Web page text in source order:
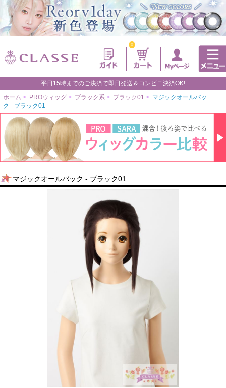
0
平日15時までのご決済で即日発送＆コンビニ決済OK!
ホーム > PROウィッグ > ブラック系 > ブラック01 > マジックオールバッ
ク - ブラック01
マジックオールバック - ブラック01